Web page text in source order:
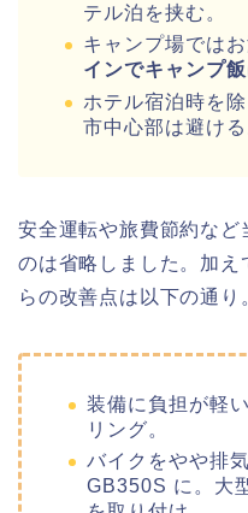
テル泊を挟む。
キャンプ場では
インでキャンプ
ホテル宿泊時を
市中心部は避ける
安全運転や旅費節約など
のは省略しました。加
らの改善点は以下の通り
装備に負担が軽
リング。
バイクをやや排
GB350S に。大